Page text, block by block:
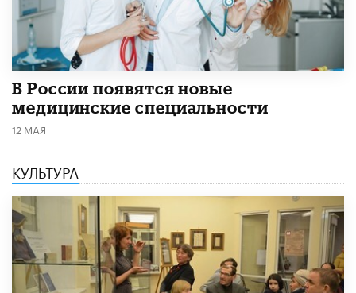
В России появятся новые
медицинские специальности
12 МАЯ
КУЛЬТУРА